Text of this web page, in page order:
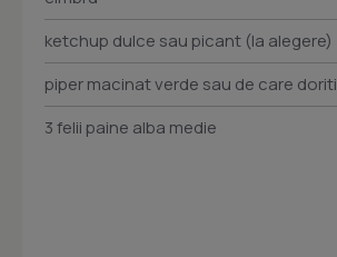
ketchup dulce sau picant (la alegere)
piper macinat verde sau de care doriti
3 felii paine alba medie